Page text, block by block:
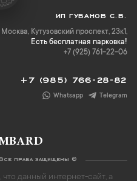
ИП ГУБАНОВ С.В.
Москва, Кутузовский проспект, 23к1,
Есть бесплатная парковка!
+7 (925) 761-22-06
+7 (985) 766-28-82
Whatsapp Telegram
права защищены ©
данный интернет-сайт, а